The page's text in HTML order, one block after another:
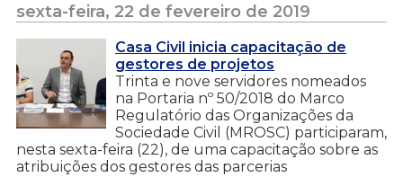
sexta-feira, 22 de fevereiro de 2019
Casa Civil inicia capacitação de
gestores de projetos
Trinta e nove servidores nomeados
na Portaria nº 50/2018 do Marco
Regulatório das Organizações da
Sociedade Civil (MROSC) participaram,
nesta sexta-feira (22), de uma capacitação sobre as
atribuições dos gestores das parcerias